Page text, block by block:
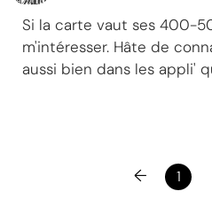
Si la carte vaut ses 400-
m'intéresser. Hâte de
aussi bien dans les appli'
← 1